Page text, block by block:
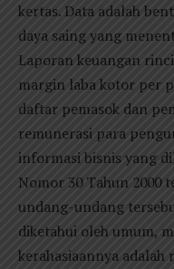
kertas. Data adalah
daya saing yang
Laporan keuangan
margin laba kotor per
daftar pemasok dan
remunerasi para
informasi bisnis yang
Nomor 30 Tahun 2000
undang-undang
diketahui oleh umum,
kerahasiaannya adalah